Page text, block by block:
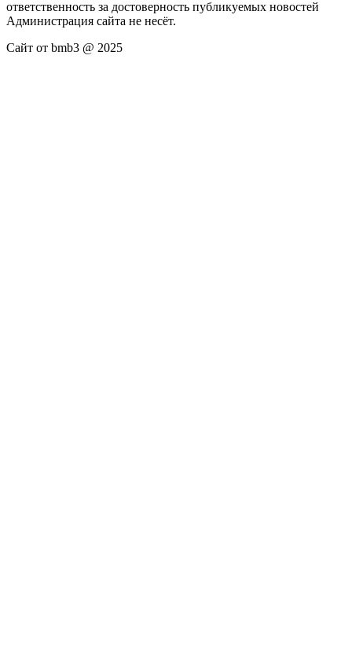
ответственность за достоверность публикуемых новостей
Администрация сайта не несёт.
Сайт от bmb3 @ 2025